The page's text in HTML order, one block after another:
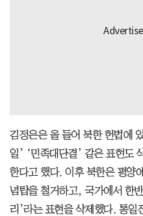
김정은은 올 들어 북한 헌법에
일’ ‘민족대단결’ 같은 표현도
한다고 했다. 이후 북한은 평양
념탑을 철거하고, 국가에서 한
리’라는 표현을 삭제했다. 통일